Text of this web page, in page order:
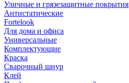
Уличные и грязезащитные покрытия
Антистатические
Fortelook
Для дома и офиса
Универсальные
Комплектующие
Краска
Сварочный шнур
Клей